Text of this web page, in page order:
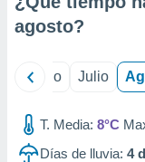
e
publicidad
agosto?
Junio Julio
T. Media: 8°C
Días de lluvia: 4